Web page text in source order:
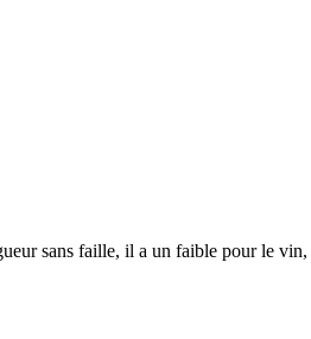
sans faille, il a un faible pour le